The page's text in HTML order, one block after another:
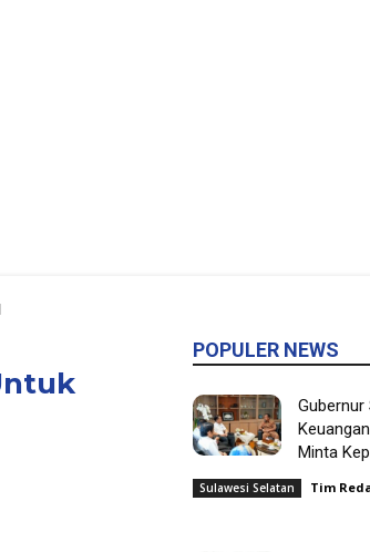
POPULER NEWS
Gubernur
Minta
Sulawesi Selatan Tim